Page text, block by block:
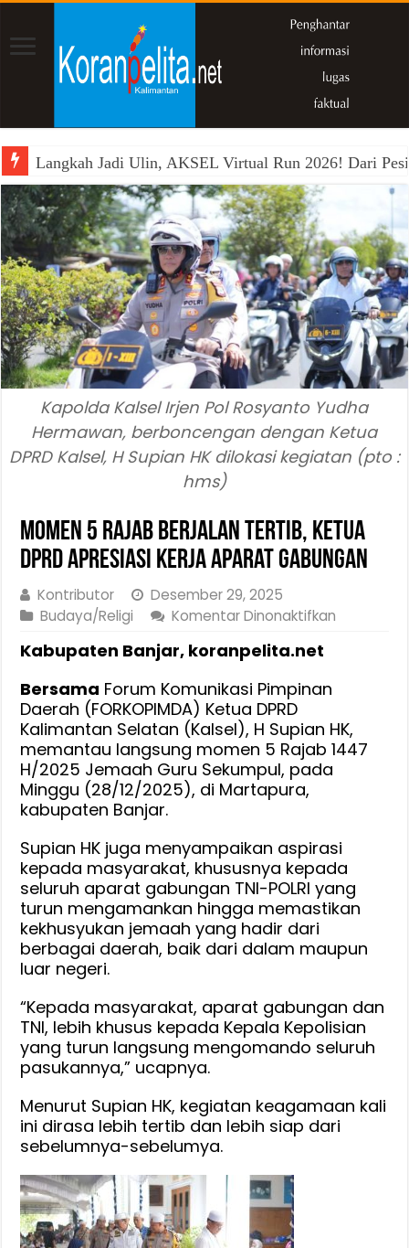
Langkah Jadi Ulin, AKSEL Virtual Run 2026! Dari
Kapolda Kalsel Irjen Pol Rosyanto Yudha
Hermawan, berboncengan dengan Ketua
DPRD Kalsel, H Supian HK dilokasi kegiatan (pto :
hms)
Momen 5 Rajab Berjalan Tertib, Ketua
DPRD Apresiasi Kerja Aparat Gabungan
Kontributor
Desember 29, 2025
Budaya/Religi
Komentar Dinonaktifkan
Tertib,
Ketua
Gabungan
Kabupaten Banjar, koranpelita.net
Bersama Forum Komunikasi Pimpinan
Daerah (FORKOPIMDA) Ketua DPRD
Kalimantan Selatan (Kalsel), H Supian HK,
memantau langsung momen 5 Rajab 1447
H/2025 Jemaah Guru Sekumpul, pada
Minggu (28/12/2025), di Martapura,
kabupaten Banjar.
Supian HK juga menyampaikan aspirasi
kepada masyarakat, khususnya kepada
seluruh aparat gabungan TNI-POLRI yang
turun mengamankan hingga memastikan
kekhusyukan jemaah yang hadir dari
berbagai daerah, baik dari dalam maupun
luar negeri.
“Kepada masyarakat, aparat gabungan dan
TNI, lebih khusus kepada Kepala Kepolisian
yang turun langsung mengomando seluruh
pasukannya,” ucapnya.
Menurut Supian HK, kegiatan keagamaan kali
ini dirasa lebih tertib dan lebih siap dari
sebelumnya-sebelumya.